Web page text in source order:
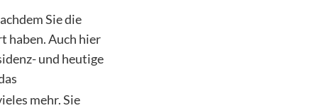
Sie die
haben. Auch hier
und heutige
mehr. Sie